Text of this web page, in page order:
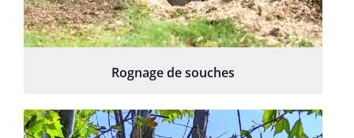
Rognage de souches